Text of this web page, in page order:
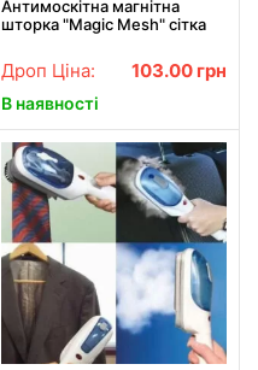
Антимоскітна магнітна
шторка "Magic Mesh" сітка
210х100
Дроп Ціна: 103.00 грн
В наявності